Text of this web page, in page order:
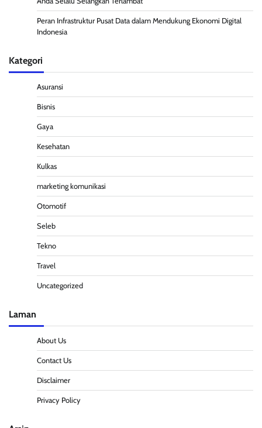
Peran Infrastruktur Pusat Data dalam Mendukung Ekonomi Digital
Indonesia
Kategori
Asuransi
Bisnis
Gaya
Kesehatan
Kulkas
marketing komunikasi
Otomotif
Seleb
Tekno
Travel
Uncategorized
Laman
About Us
Contact Us
Disclaimer
Privacy Policy